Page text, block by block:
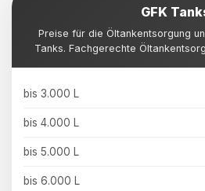
GFK
Preise für die Öltankentsorgung
Tanks. Fachgerechte
bis 3.000 L
bis 4.000 L
bis 5.000 L
bis 6.000 L